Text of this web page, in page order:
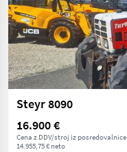
Steyr 8090
16.900 €
Cena z DDV/stroj iz posredovalnice
14.955,75 € neto